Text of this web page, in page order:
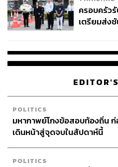
ครอบครัว
เตรียมส่ง
POLITICS
มหากาพย์โกงข้อสอบท้องถิ่น
เดินหน้าสู่จุดจบในสัปดาห์นี้
POLITICS